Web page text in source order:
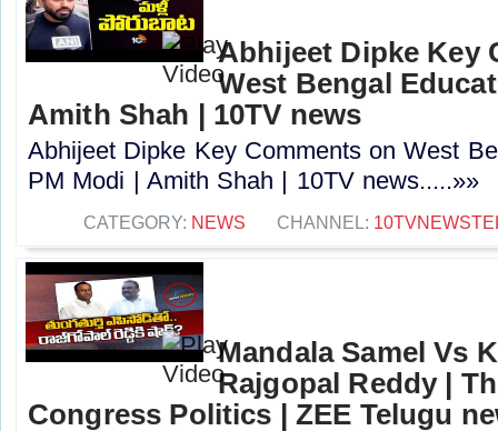
Abhijeet Dipke Key
West Bengal
Amith Shah | 10TV news
Abhijeet Dipke Key Comments on West
PM Modi | Amith Shah | 10TV news.....»»
CATEGORY: NEWS CHANNEL:
Mandala Samel Vs
Rajgopal Reddy |
Congress Politics | ZEE Telugu